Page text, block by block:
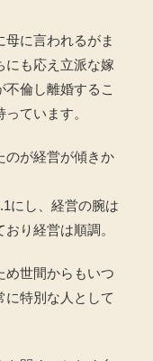
母に言われるがま
にも応え立派な嫁
倫し離婚するこ
ています。
のが経営が傾きか
にし、経営の腕は
り経営は順調。
め世間からもいつ
に特別な人として